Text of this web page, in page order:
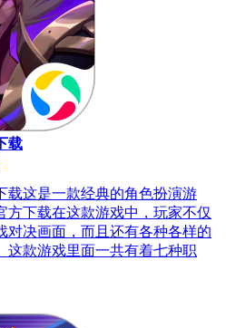
载
载这是一款经典的角色扮演游
方下载在这款游戏中，玩家不仅
对决画面，而且还有各种各样的
这款游戏里面一共有着七种职